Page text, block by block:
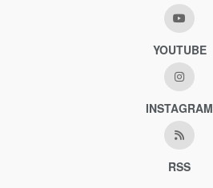
YOUTUBE
INSTAGRAM
RSS